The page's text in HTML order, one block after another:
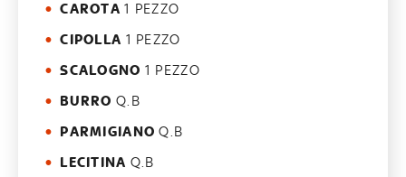
CAROTA 1 PEZZO
CIPOLLA 1 PEZZO
SCALOGNO 1 PEZZO
BURRO Q.B
PARMIGIANO Q.B
LECITINA Q.B